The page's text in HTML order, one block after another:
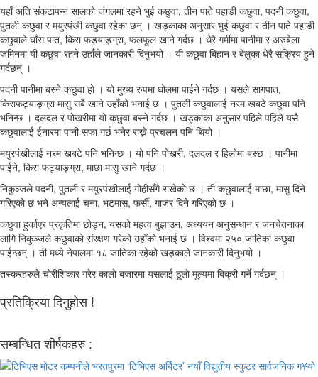
यहाँ अति संकटापन्न सालको जंगलमा रहने भुई कछुवा, तीन पाते पहाडी कछुवा, पदनी कछुवा,
पुतली कछुवा र मयुरपंखी कछुवा रहेका छन् । खड्काका अनुसार भुई कछुवा र तीन पाते पहाडी
कछुवाले घाँस पात, किरा फड्याङ्ग्रा, फलफूल खाने गर्दछ । धेरै गर्मीमा पानीमा र अरुबेला
जमिनमा यी कछुवा रहने उहाँले जानकारी दिनुभयो । यी कछुवा बिहान र बेलुका धेरै सक्रिय हुने
गर्दछन् ।
पदनी पानीमा बस्ने कछुवा हो । यो मुख्य रुपमा घोलमा पाईने गर्दछ । यसले सागपात,
किराफट्याङ्ग्रा मासु सबै खाने उहाँको भनाई छ । पुतली कछुवालाई नरम खबटे कछुवा पनि
भनिन्छ । दलदल र पोखरीमा यो कछुवा बस्ने गर्दछ । खड्काका अनुसार पहिले पहिले यसै
कछुवालाई ईनारमा पानी सफा गर्छ भनेर राख्ने प्रचलन पनि थियो ।
मयुरपंखीलाई नरम खबटे पनि भनिन्छ । यो पनि पोखरी, दलदल र हिलोमा बस्छ । पानीमा
पाईने, किरा फट्याङ्ग्रा, माछा मासु खाने गर्दछ ।
निकुञ्जले पदनी, पुतली र मयुरपंखीलाई गोहीसँगै राखेको छ । ती कछुवालाई माछा, मासु दिने
गरिएको छ भने अन्यलाई चना, भटमास, फर्सी, गाजर दिने गरिएको छ ।
कछुवा हुर्काएर प्रकृतिमा छोड्न, यसको महत्व बुझाउन, अध्ययन अनुसन्धान र जनचेतनाका
लागि निकुञ्जले कछुवाको संरक्षण गरेको उहाँको भनाई छ । विश्वमा २५० जातिका कछुवा
पाईन्छन् । ती मध्ये नेपालमा १८ जातिका रहेको खड्काले जानकारी दिनुभयो ।
तस्करहरुले चोरीशिकार गरेर कालो बजारमा यसलाई ठूलो मूल्यमा बिक्री गर्ने गर्दछन् ।
प्रतिक्रिया दिनुहोस !
सम्बन्धित शीर्षकहरु :